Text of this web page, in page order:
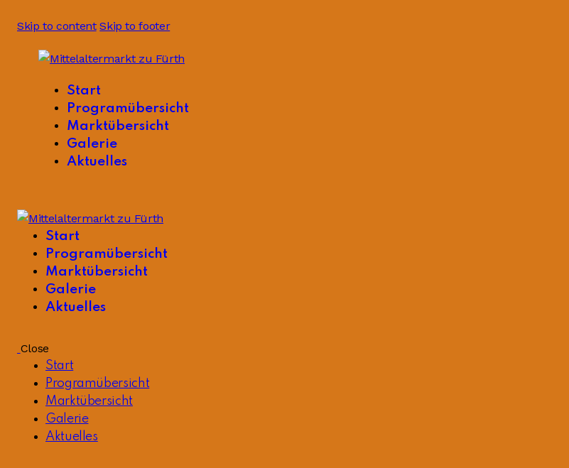
Skip to content Skip to footer
Start
Programübersicht
Marktübersicht
Galerie
Aktuelles
Start
Programübersicht
Marktübersicht
Galerie
Aktuelles
Close
Start
Programübersicht
Marktübersicht
Galerie
Aktuelles